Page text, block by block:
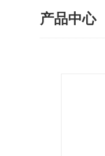
产品中心